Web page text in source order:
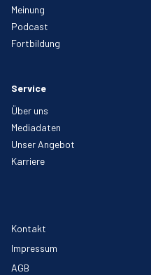
Meinung
Podcast
Fortbildung
Service
Über uns
Mediadaten
Unser Angebot
Karriere
Kontakt
Impressum
AGB